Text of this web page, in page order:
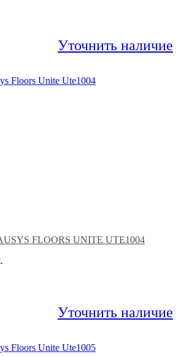
Уточнить наличие
FLOORS UNITE UTE1004
Уточнить наличие